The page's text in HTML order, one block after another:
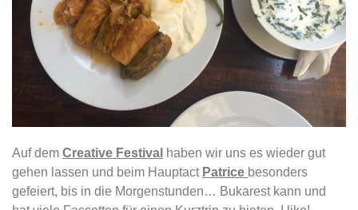
Auf dem Creative Festival haben wir uns es wieder gut
gehen lassen und beim Hauptact Patrice besonders
gefeiert, bis in die Morgenstunden… Bukarest kann und